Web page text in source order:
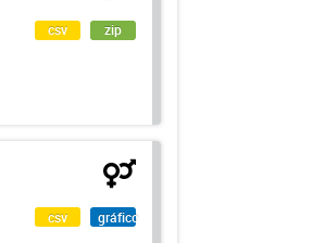
csv zip
csv gráfico